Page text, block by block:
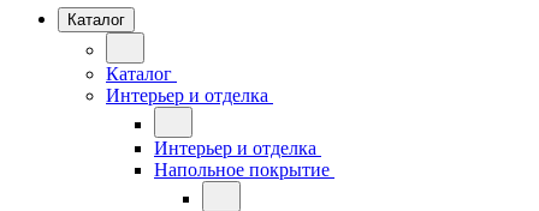
Каталог
Каталог
Интерьер и отделка
Интерьер и отделка
Напольное покрытие